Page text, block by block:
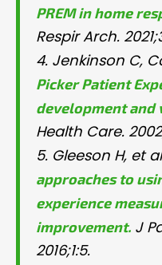
PREM in home
Respir Arch.
4. Jenkinson C,
Picker Patient
development and
Health Care.
5. Gleeson H, et
approaches to
experience
improvement. J
2016;1:5.